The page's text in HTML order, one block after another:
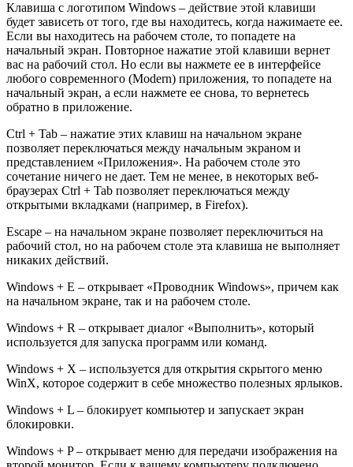
Клавиша с логотипом Windows – действие этой клавиши
будет зависеть от того, где вы находитесь, когда нажимаете ее.
Если вы находитесь на рабочем столе, то попадете на
начальный экран. Повторное нажатие этой клавиши вернет
вас на рабочий стол. Но если вы нажмете ее в интерфейсе
любого современного (Modern) приложения, то попадете на
начальный экран, а если нажмете ее снова, то вернетесь
обратно в приложение.
Ctrl + Tab – нажатие этих клавиш на начальном экране
позволяет переключаться между начальным экраном и
представлением «Приложения». На рабочем столе это
сочетание ничего не дает. Тем не менее, в некоторых веб-
браузерах Ctrl + Tab позволяет переключаться между
открытыми вкладками (например, в Firefox).
Escape – на начальном экране позволяет переключиться на
рабочий стол, но на рабочем столе эта клавиша не выполняет
никаких действий.
Windows + E – открывает «Проводник Windows», причем как
на начальном экране, так и на рабочем столе.
Windows + R – открывает диалог «Выполнить», который
используется для запуска программ или команд.
Windows + X – используется для открытия скрытого меню
WinX, которое содержит в себе множество полезных ярлыков.
Windows + L – блокирует компьютер и запускает экран
блокировки.
Windows + P – открывает меню для передачи изображения на